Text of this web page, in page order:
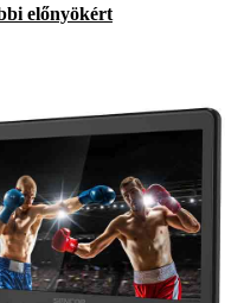
előnyökért